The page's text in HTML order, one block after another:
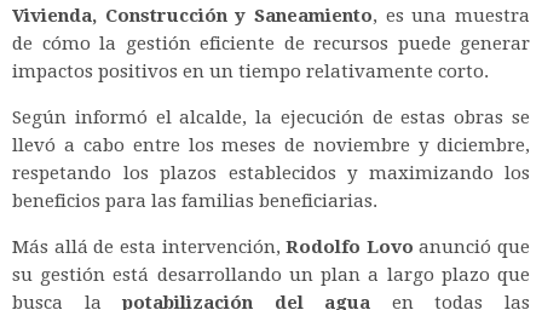
Vivienda, Construcción y Saneamiento, es una muestra
de cómo la gestión eficiente de recursos puede generar
impactos positivos en un tiempo relativamente corto.
Según informó el alcalde, la ejecución de estas obras se
llevó a cabo entre los meses de noviembre y diciembre,
respetando los plazos establecidos y maximizando los
beneficios para las familias beneficiarias.
Más allá de esta intervención,Rodolfo Lovo anunció que
su gestión está desarrollando un plan a largo plazo que
busca lapotabilización del agua en todas las